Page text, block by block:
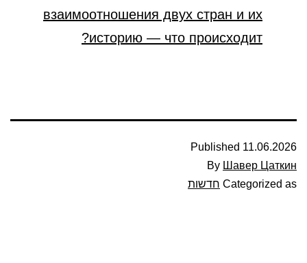
взаимоотношения двух стран и их
историю — что происходит?
Published 11.06.2026
By Шавер Цаткин
Categorized as חדשות